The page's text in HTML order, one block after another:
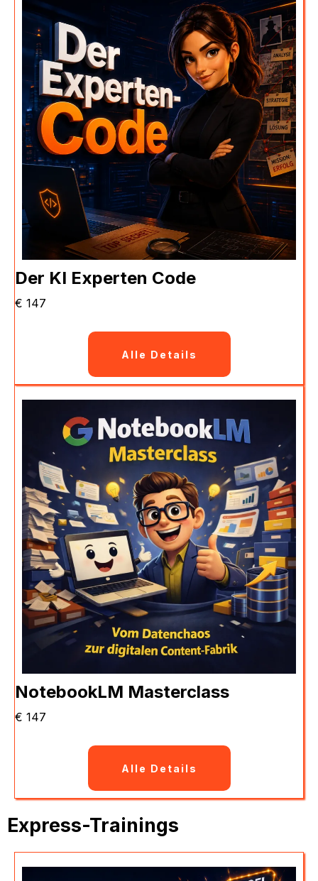
Der KI Experten Code
€ 147
Alle Details
NotebookLM Masterclass
€ 147
Alle Details
Express-Trainings